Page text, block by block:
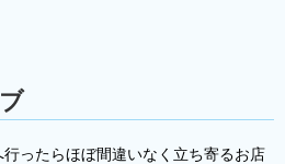
ったらほぼ間違いなく立ち寄るお店